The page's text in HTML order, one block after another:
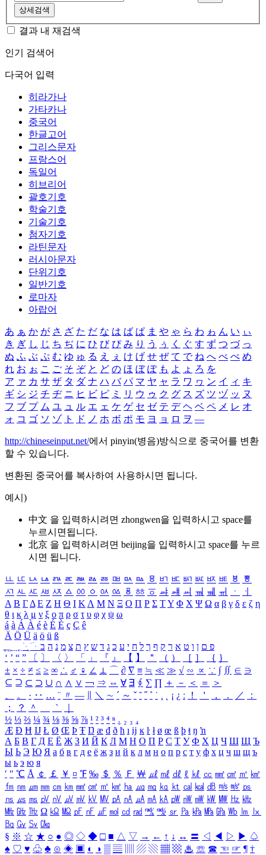
상세검색
결과 내 재검색
인기 검색어
다국어 입력
히라가나
가타카나
중국어
한글고어
그리스문자
프랑스어
독일어
히브리어
괄호기호
학술기호
기술기호
첨자기호
라틴문자
러시아문자
단위기호
일반기호
로마자
아랍어
あ ぁ か が さ ざ た だ な は ば ぱ ま や ゃ ら わ ゎ ん い ぃ
き ぎ し じ ち ぢ に ひ び ぴ み り う ぅ く ぐ す ず つ づ っ
ぬ ふ ぶ ぷ む ゆ ゅ る え ぇ け げ せ ぜ て で ね へ べ ぺ め
れ お ぉ こ ご そ ぞ と ど の ほ ぼ ぽ も よ ょ ろ を
ア ァ カ サ ザ タ ダ ナ ハ バ パ マ ヤ ャ ラ ワ ヮ ン イ ィ キ
ギ シ ジ チ ヂ ニ ヒ ビ ピ ミ リ ウ ゥ ク グ ス ズ ツ ヅ ッ ヌ
フ ブ プ ム ユ ュ ル エ ェ ケ ゲ セ ゼ テ デ ヘ ベ ペ メ レ オ
ォ コ ゴ ソ ゾ ト ド ノ ホ ボ ポ モ ヨ ョ ロ ヲ ―
http://chineseinput.net/에서 pinyin(병음)방식으로 중국어를 변환
할 수 있습니다.
변환된 중국어를 복사하여 사용하시면 됩니다.
예시)
中文 을 입력하시려면 zhongwen을 입력하시고 space를
누르시면됩니다.
北京 을 입력하시려면 beijing을 입력하시고 space를 누르
시면 됩니다.
ㅥ ㅦ ㅧ ㅨ ㅩ ㅪ ㅫ ㅬ ㅭ ㅮ ㅯ ㅰ ㅱ ㅲ ㅳ ㅴ ㅵ ㅶ ㅷ ㅸ
ㅹ
ㅺ ㅻ ㅼ ㅽ ㅾ ㅿ ㆀ ㆁ ㆂ ㆃ ㆄ ㆅ ㆆ ㆇ ㆈ ㆉ ㆊ ㆋ ㆌ ㆍ
ㆎ
Α Β ΓΔ Ε Ζ Η Θ Ι ΚΛ Μ Ν Ξ Ο Π Ρ Σ ΤΥ Φ Χ Ψ Ω α β γ δ ε ζ η
θ ι κ λ μ ν ξ ο π ρ σ τ υ φ χ ψ ω
á à Á À é è É È ç Ç ê
Ä Ö Ü ä ö ü ß
ִֶֹ ֻּ ׁׂ פ ם ן ו ט א ר ק ף ך ל ח י ע כ ג ד ש ץ ת צ מ נ ה ב
‘ ’ “ ” 〔 〕 〈 〉 「 」 『 』 【 】 ＂ （ ） ［ ］ ｛ ｝
± × ÷ ≠ ≤ ≥ ∞ ∴ ♂ ♀ ∠ ⊥ ⌒ ∂ ∇ ≡ ≒ ≪ ≫ √ ∽ ∝ ∵ ∫ ∬ ∈ ∋
⊆ ⊇ ⊂ ⊃ ∪ ∩ ∧ ∨ ￢ ⇒ ⇔ ∀ ∃ ∮ ∑ ∏ ＋ － ＜ ＝
＞
、
。 · ‥ … ¨ 〃 ― ＼ ∼ ´ ～ ˇ ˘ ˝ ˚ ˙ ¸ ¡ ¿ ː ！ ＇ ， ． ／
：
；
？ ＾ ｀
½ ⅓ ⅔ ¼ ¾ ⅛ ⅜ ⅝ ⅞ ¹ ² ³ ⁴ ⁿ ₁ ₂ ₃ ₄
Æ Ð Ħ Ĳ Ł Ø Œ Þ Ŧ Ŋ æ đ ð ħ ı ĳ ĸ ŀ ł ø œ ß þ ŧ ŋ ŉ
А Б В Г Д Е Ё Ж З И Й К Л М Н О П Р С Т У Ф Х Ц Ч Ш Щ Ъ
Ы Ь Э Ю Я а б в г д е ё ж з и й к л м н о п р с т у ф х ц ч ш щ ъ
ы ь э ю я
′ ″ ℃ Å ￠ ￡ ￥ ¤ ℉ ‰ ＄ ％ Ｆ ￦ ㎕ ㎖ ㎗ ℓ ㎘ ㏄ ㎣ ㎤ ㎥ ㎦
㎙ ㎚ ㎛ ㎜ ㎝ ㎞ ㎟ ㎠ ㎡ ㎢ ㏊ ㎍ ㎎ ㎏ ㏏ ㎈ ㎉ ㏈ ㎧ ㎨ ㎰
㎱ ㎲ ㎳ ㎴ ㎵ ㎶ ㎷ ㎸ ㎹ ㎀ ㎁ ㎂ ㎃ ㎄ ㎺ ㎻ ㎽ ㎾ ㎿ ㎐ ㎑
㎒ ㎓ ㎔ Ω ㏀ ㏁ ㎊ ㎋ ㎌ ㏖ ㏅ ㎭ ㎮ ㎯ ㏛ ㎩ ㎪ ㎫ ㎬ ㏝ ㏐
㏓
㏃ ㏉ ㏜ ㏆
§ ※ ☆ ★ ○ ● ◎ ◇ ◆ □ ■ △ ▽ → ← ↑ ↓ ↔ 〓 ◁ ◀ ▷ ▶ ♤
♠ ♡ ♥ ♧ ♣ ⊙ ◈ ▣ ◐ ◑ ▒ ▤ ▨ ▧ ▦ ▩ ♨ ☏ ☎ ☜ ☞ ¶ †